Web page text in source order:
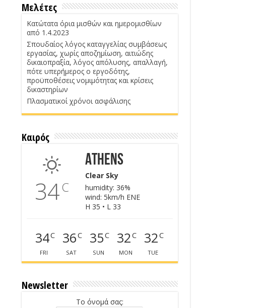
Μελέτες
Κατώτατα όρια μισθών και ημερομισθίων
από 1.4.2023
Σπουδαίος λόγος καταγγελίας συμβάσεως
εργασίας, χωρίς αποζημίωση, αιτιώδης
δικαιοπραξία, λόγος απόλυσης, απαλλαγή,
πότε υπερήμερος ο εργοδότης,
προϋποθέσεις νομιμότητας και κρίσεις
δικαστηρίων
Πλασματικοί χρόνοι ασφάλισης
Καιρός
34C
Athens
Clear Sky
humidity: 36%
wind: 5km/h ENE
H 35 • L 33
34C
FRI
36C
SAT
35C
SUN
32C
MON
32C
TUE
Newsletter
Το όνομά σας: